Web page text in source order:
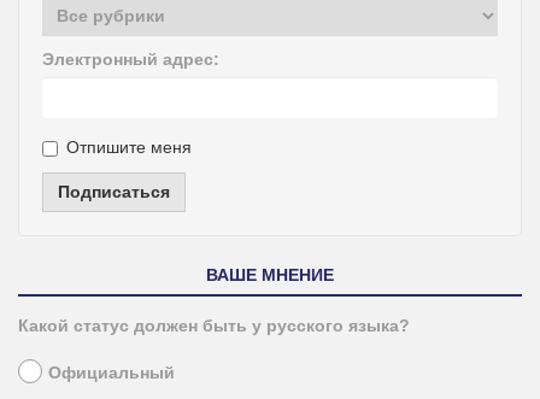
Электронный адрес:
Отпишите меня
Подписаться
ВАШЕ МНЕНИЕ
Какой статус должен быть у русского языка?
Официальный